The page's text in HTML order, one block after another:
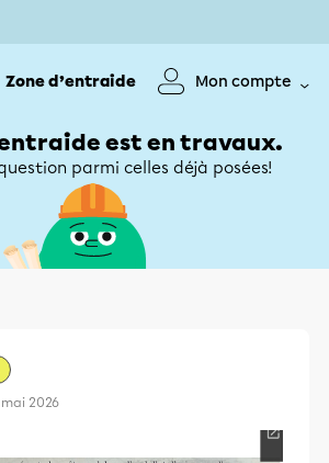
Zone d’entraide Mon compte
est en travaux.
parmi celles déjà posées!
mai 2026